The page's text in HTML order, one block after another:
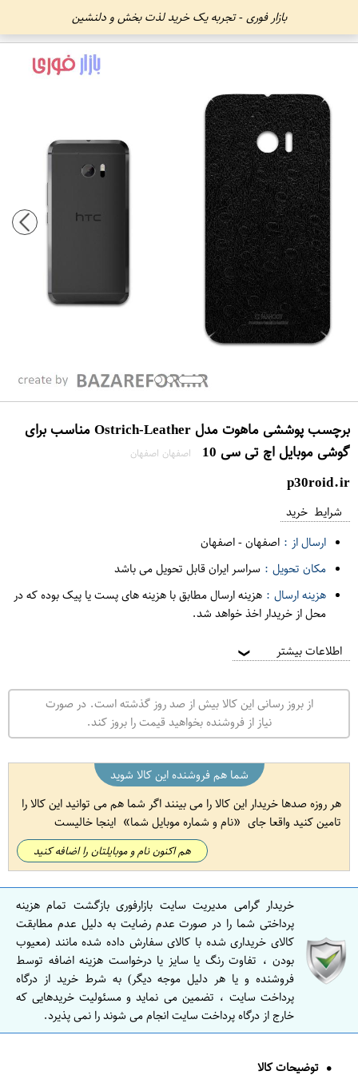
بازار فوری - تجربه یک خرید لذت بخش و دلنشین
برچسب پوششی ماهوت مدل Ostrich-Leather مناسب برای
گوشی موبایل اچ تی سی 10
اصفهان اصفهان
p30roid.ir
شرایط خرید
ارسال از : اصفهان-اصفهان
مکان تحویل : سراسر ایران قابل تحویل می باشد
هزینه ارسال : هزینه ارسال مطابق با هزینه های پست یا پیک بوده که در
محل از خریدار اخذ خواهد شد.
اطلاعات بیشتر ❯
از بروز رسانی این کالا بیش از صد روز گذشته است. در صورت
نیاز از فروشنده بخواهید قیمت را بروز کند.
شما هم فروشنده این کالا شوید
هر روزه صدها خریدار این کالا را می بینند اگر شما هم می توانید این کالا را
تامین کنید واقعا جای
نام و شماره موبایل شما اینجا خالیست
هم اکنون نام و موبایلتان را اضافه کنید
خریدار گرامی مدیریت سایت بازارفوری بازگشت تمام هزینه
پرداختی شما را در صورت عدم رضایت به دلیل عدم مطابقت
کالای خریداری شده با کالای سفارش داده شده مانند (معیوب
بودن ، تفاوت رنگ یا سایز یا درخواست هزینه اضافه توسط
فروشنده و یا هر دلیل موجه دیگر) به شرط خرید از درگاه
پرداخت سایت ، تضمین می نماید و مسئولیت خریدهایی که
خارج از درگاه پرداخت سایت انجام می شوند را نمی پذیرد.
توضیحات کالا